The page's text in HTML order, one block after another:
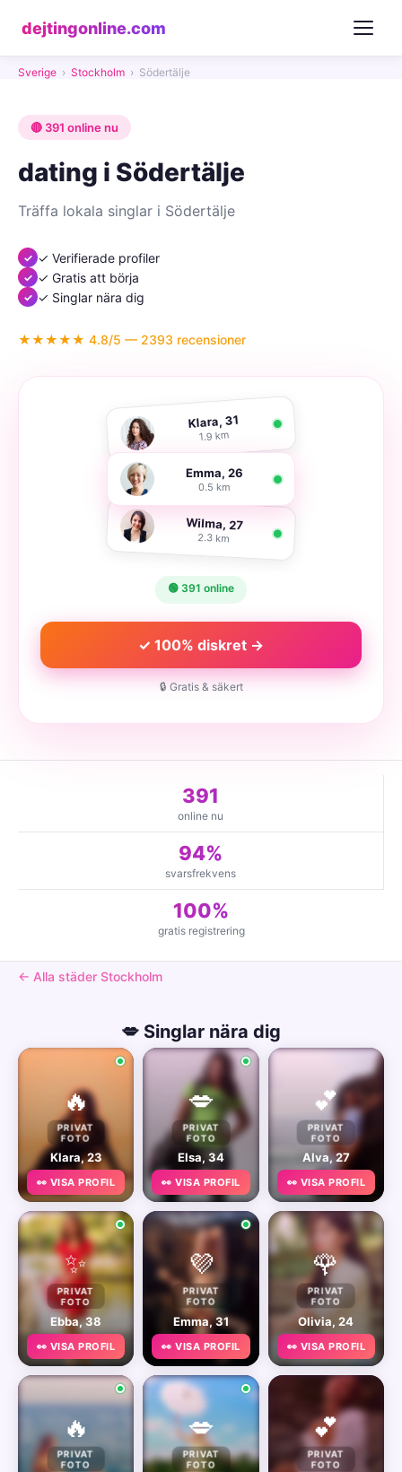
dejtingonline.com
Sverige › Stockholm › Södertälje
🔴 391 online nu
dating i Södertälje
Träffa lokala singlar i Södertälje
✓ Verifierade profiler
✓ Gratis att börja
✓ Singlar nära dig
★★★★★ 4.8/5 — 2393 recensioner
Klara, 31
1.9 km
Emma, 26
0.5 km
Wilma, 27
2.3 km
🟢 391 online
✓ 100% diskret →
🔒 Gratis & säkert
391
online nu
94%
svarsfrekvens
100%
gratis registrering
← Alla städer Stockholm
💋 Singlar nära dig
🔥
PRIVAT
FOTO
Klara, 23
👀 VISA PROFIL
💋
PRIVAT
FOTO
Elsa, 34
👀 VISA PROFIL
💕
PRIVAT
FOTO
Alva, 27
👀 VISA PROFIL
✨
PRIVAT
FOTO
Ebba, 38
👀 VISA PROFIL
💜
PRIVAT
FOTO
Emma, 31
👀 VISA PROFIL
🌹
PRIVAT
FOTO
Olivia, 24
👀 VISA PROFIL
🔥
PRIVAT
FOTO
💋
PRIVAT
FOTO
💕
PRIVAT
FOTO